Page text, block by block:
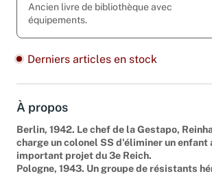
Ancien livre de bibliothèque avec
équipements.
Derniers articles en stock
À propos
Berlin, 1942. Le chef de la Gestapo,
charge un colonel SS d'éliminer un enfant
important projet du 3e Reich.
Pologne, 1943. Un groupe de résistants